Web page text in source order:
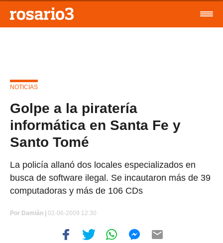
NOTICIAS
Golpe a la piratería
informática en Santa Fe y
Santo Tomé
La policía allanó dos locales especializados en
busca de software ilegal. Se incautaron más de 39
computadoras y más de 106 CDs
Por Damián | 02-06-2009 12:30